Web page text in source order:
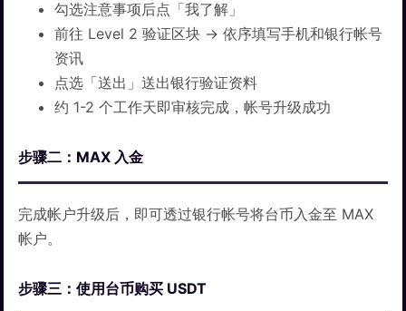
勾选注意事项后点「我了解」
前往 Level 2 验证区块 → 依序填写手机和银行帐号
资讯
点选「送出」送出银行验证资料
约 1-2 个工作天即审核完成，帐号升级成功
步骤二：MAX 入金
完成帐户升级后，即可透过银行帐号将台币入金至 MAX
帐户。
步骤三：使用台币购买 USDT